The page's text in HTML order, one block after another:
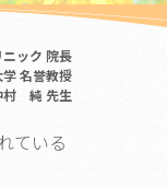
ック 院長
名誉教授
村 純 先生
ている